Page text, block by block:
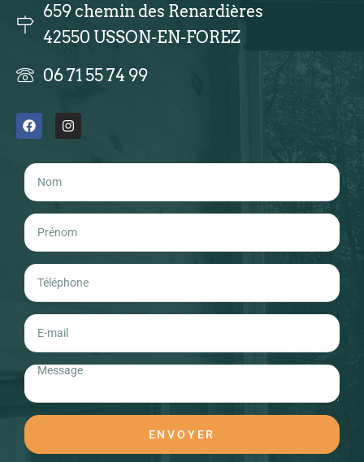
659 chemin des Renardières
42550 USSON-EN-FOREZ
06 71 55 74 99
ENVOYER